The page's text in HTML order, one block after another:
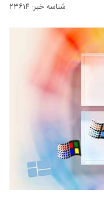
شناسه خبر: ۲۳۶۱۴